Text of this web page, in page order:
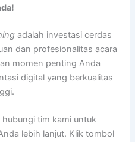
adalah investasi cerdas
dan profesionalitas acara
momen penting Anda
digital yang berkualitas
hubungi tim kami untuk
lebih lanjut. Klik tombol